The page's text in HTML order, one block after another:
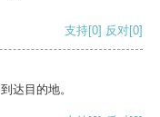
支持[0] 反对[0]
达目的地。